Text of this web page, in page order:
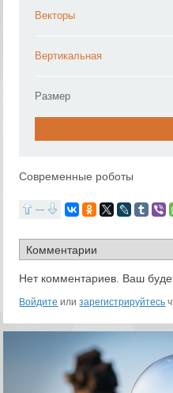
Векторы
Вертикальная
Размер
Современные роботы
—
Нет комментариев. Ваш
Войдите илизарегистрируйтесь